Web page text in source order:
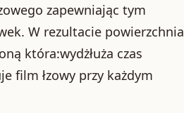
zapewniając tym
W rezultacie powierzchnia
która:wydżłuża czas
film łzowy przy każdym